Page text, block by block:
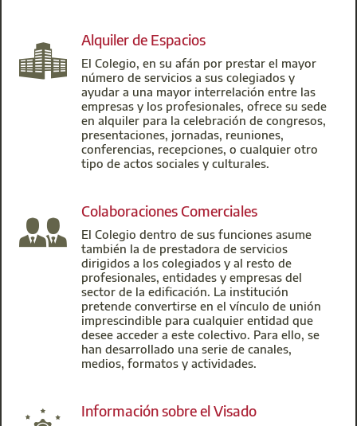
Alquiler de Espacios
El Colegio, en su afán por prestar el mayor
número de servicios a sus colegiados y
ayudar a una mayor interrelación entre las
empresas y los profesionales, ofrece su sede
en alquiler para la celebración de congresos,
presentaciones, jornadas, reuniones,
conferencias, recepciones, o cualquier otro
tipo de actos sociales y culturales.
Colaboraciones Comerciales
El Colegio dentro de sus funciones asume
también la de prestadora de servicios
dirigidos a los colegiados y al resto de
profesionales, entidades y empresas del
sector de la edificación. La institución
pretende convertirse en el vínculo de unión
imprescindible para cualquier entidad que
desee acceder a este colectivo. Para ello, se
han desarrollado una serie de canales,
medios, formatos y actividades.
Información sobre el Visado